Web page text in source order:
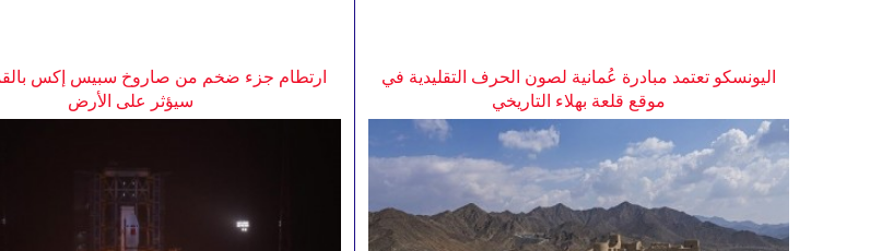
ارتطام جزء ضخم من صاروخ سبيس إكس
سيؤثر على الأرض
اليونسكو تعتمد مبادرة عُمانية لصون الحرف التقليدية في
موقع قلعة بهلاء التاريخي